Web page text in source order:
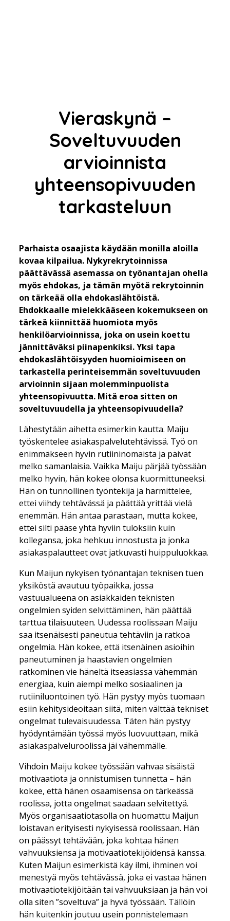
Vieraskynä –
Soveltuvuuden
arvioinnista
yhteensopivuuden
tarkasteluun
Parhaista osaajista käydään monilla aloilla
kovaa kilpailua. Nykyrekrytoinnissa
päättävässä asemassa on työnantajan ohella
myös ehdokas, ja tämän myötä rekrytoinnin
on tärkeää olla ehdokaslähtöistä.
Ehdokkaalle mielekkääseen kokemukseen on
tärkeä kiinnittää huomiota myös
henkilöarvioinnissa, joka on usein koettu
jännittäväksi piinapenkiksi. Yksi tapa
ehdokaslähtöisyyden huomioimiseen on
tarkastella perinteisemmän soveltuvuuden
arvioinnin sijaan molemminpuolista
yhteensopivuutta. Mitä eroa sitten on
soveltuvuudella ja yhteensopivuudella?
Lähestytään aihetta esimerkin kautta. Maiju
työskentelee asiakaspalvelutehtävissä. Työ on
enimmäkseen hyvin rutiininomaista ja päivät
melko samanlaisia. Vaikka Maiju pärjää työssään
melko hyvin, hän kokee olonsa kuormittuneeksi.
Hän on tunnollinen työntekijä ja harmittelee,
ettei viihdy tehtävässä ja päättää yrittää vielä
enemmän. Hän antaa parastaan, mutta kokee,
ettei silti pääse yhtä hyviin tuloksiin kuin
kollegansa, joka hehkuu innostusta ja jonka
asiakaspalautteet ovat jatkuvasti huippuluokkaa.
Kun Maijun nykyisen työnantajan teknisen tuen
yksiköstä avautuu työpaikka, jossa
vastuualueena on asiakkaiden teknisten
ongelmien syiden selvittäminen, hän päättää
tarttua tilaisuuteen. Uudessa roolissaan Maiju
saa itsenäisesti paneutua tehtäviin ja ratkoa
ongelmia. Hän kokee, että itsenäinen asioihin
paneutuminen ja haastavien ongelmien
ratkominen vie häneltä itseasiassa vähemmän
energiaa, kuin aiempi melko sosiaalinen ja
rutiiniluontoinen työ. Hän pystyy myös tuomaan
esiin kehitysideoitaan siitä, miten välttää tekniset
ongelmat tulevaisuudessa. Täten hän pystyy
hyödyntämään työssä myös luovuuttaan, mikä
asiakaspalveluroolissa jäi vähemmälle.
Vihdoin Maiju kokee työssään vahvaa sisäistä
motivaatiota ja onnistumisen tunnetta – hän
kokee, että hänen osaamisensa on tärkeässä
roolissa, jotta ongelmat saadaan selvitettyä.
Myös organisaatiotasolla on huomattu Maijun
loistavan erityisesti nykyisessä roolissaan. Hän
on päässyt tehtävään, joka kohtaa hänen
vahvuuksiensa ja motivaatiotekijöidensä kanssa.
Kuten Maijun esimerkistä käy ilmi, ihminen voi
menestyä myös tehtävässä, joka ei vastaa hänen
motivaatiotekijöitään tai vahvuuksiaan ja hän voi
olla siten ”soveltuva” ja hyvä työssään. Tällöin
hän kuitenkin joutuu usein ponnistelemaan